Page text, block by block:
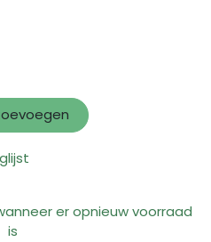
er opnieuw voorraad
is